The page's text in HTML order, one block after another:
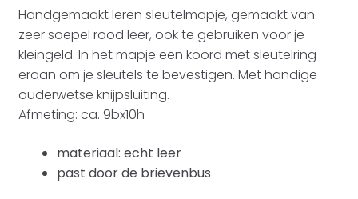
Handgemaakt leren sleutelmapje, gemaakt van
zeer soepel rood leer, ook te gebruiken voor je
kleingeld. In het mapje een koord met sleutelring
eraan om je sleutels te bevestigen. Met handige
ouderwetse knijpsluiting.
Afmeting: ca. 9bx10h
materiaal: echt leer
past door de brievenbus